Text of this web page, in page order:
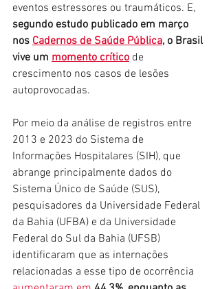
eventos estressores ou traumáticos. E,
segundo estudo publicado em março
nos Cadernos de Saúde Pública, o Brasil
vive um momento crítico de
crescimento nos casos de lesões
autoprovocadas.
Por meio da análise de registros entre
2013 e 2023 do Sistema de
Informações Hospitalares (SIH), que
abrange principalmente dados do
Sistema Único de Saúde (SUS),
pesquisadores da Universidade Federal
da Bahia (UFBA) e da Universidade
Federal do Sul da Bahia (UFSB)
identificaram que as internações
relacionadas a esse tipo de ocorrência